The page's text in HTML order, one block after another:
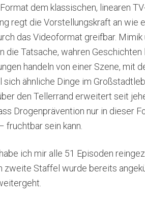
dem klassischen, linearen
regt die Vorstellungskraft an wie
das Videoformat greifbar.
die Tatsache, wahren
handeln von einer Szene, mit
sich ähnliche Dinge im
den Tellerrand erweitert seit
Drogenprävention nur in dieser
fruchtbar sein kann.
ich mir alle 51 Episoden
zweite Staffel wurde bereits